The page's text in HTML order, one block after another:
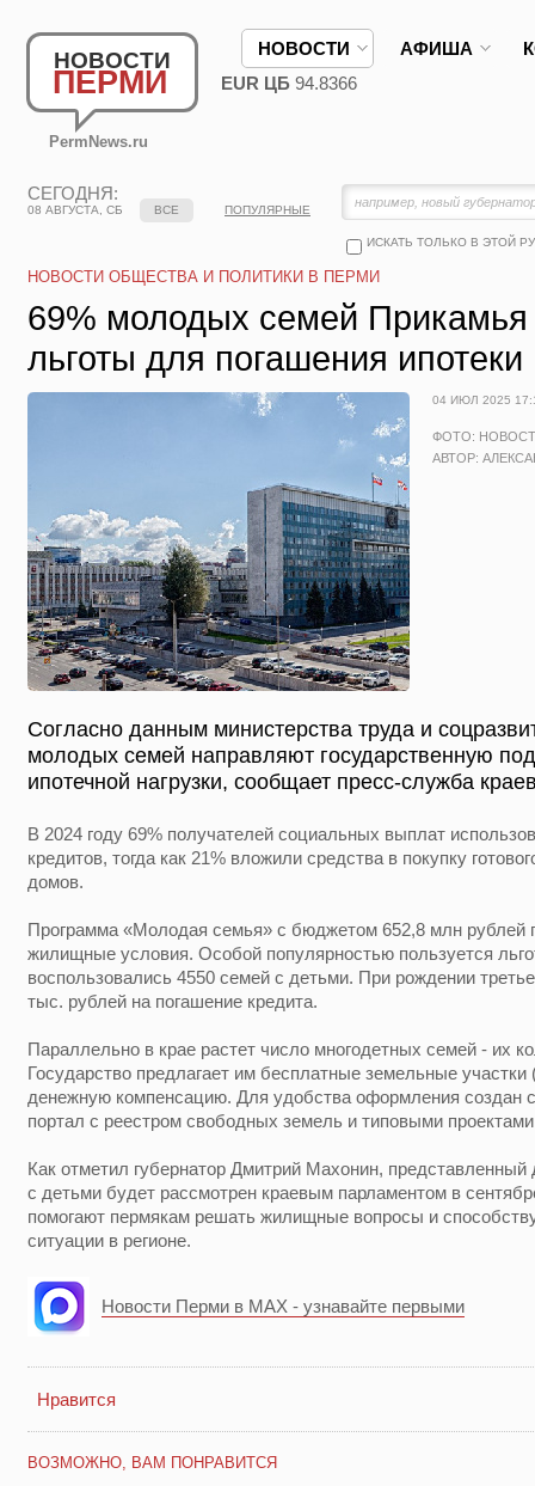
НОВОСТИ
ПЕРМИ
PermNews.ru
НОВОСТИ АФИША
EUR ЦБ 94.8366
СЕГОДНЯ:
08 АВГУСТА, СБ
ИСКАТЬ ТОЛЬКО В ЭТОЙ
ВСЕ ПОПУЛЯРНЫЕ
НОВОСТИ ОБЩЕСТВА И ПОЛИТИКИ В ПЕРМИ
69% молодых семей Прикамья
льготы для погашения ипотеки
04 ИЮЛ 2025
ФОТО:
АВТОР:
Согласно данным министерства труда и
молодых семей направляют государственную
ипотечной нагрузки, сообщает пресс-служба
В 2024 году 69% получателей социальных выплат
кредитов, тогда как 21% вложили средства в покупку
домов.
Программа «Молодая семья» с бюджетом 652,8 млн рублей
жилищные условия. Особой популярностью пользуется
воспользовались 4550 семей с детьми. При рождении
тыс. рублей на погашение кредита.
Параллельно в крае растет число многодетных семей - их
Государство предлагает им бесплатные земельные
денежную компенсацию. Для удобства оформления создан
портал с реестром свободных земель и типовыми
Как отметил губернатор Дмитрий Махонин,
с детьми будет рассмотрен краевым парламентом в
помогают пермякам решать жилищные вопросы и
ситуации в регионе.
Новости Перми в MAX - узнавайте первыми
Нравится
ВОЗМОЖНО, ВАМ ПОНРАВИТСЯ